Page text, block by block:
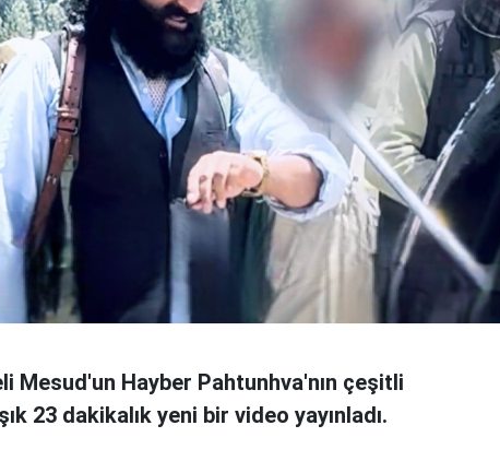
Mesud'un Hayber Pahtunhva'nın çeşitli
23 dakikalık yeni bir video yayınladı.